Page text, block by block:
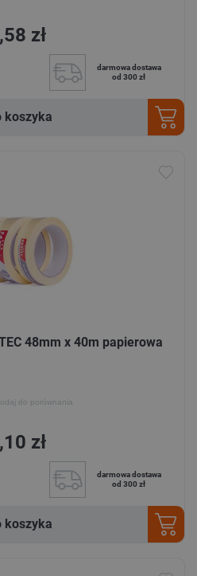
zł
darmowa dostawa
od 300 zł
koszyka
48mm x 40m papierowa
do porównania
zł
darmowa dostawa
od 300 zł
koszyka